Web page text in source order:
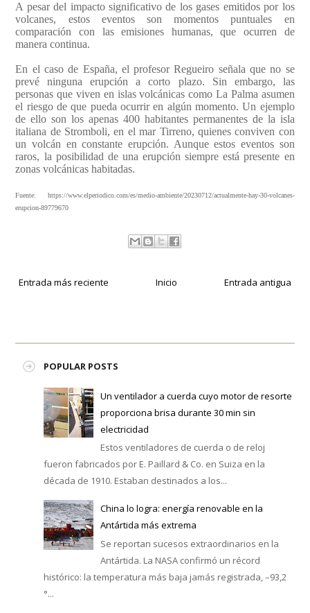
A pesar del impacto significativo de los gases emitidos por los
volcanes, estos eventos son momentos puntuales en
comparación con las emisiones humanas, que ocurren de
manera continua.
En el caso de España, el profesor Regueiro señala que no se
prevé ninguna erupción a corto plazo. Sin embargo, las
personas que viven en islas volcánicas como La Palma asumen
el riesgo de que pueda ocurrir en algún momento. Un ejemplo
de ello son los apenas 400 habitantes permanentes de la isla
italiana de Stromboli, en el mar Tirreno, quienes conviven con
un volcán en constante erupción. Aunque estos eventos son
raros, la posibilidad de una erupción siempre está presente en
zonas volcánicas habitadas.
Fuente: https://www.elperiodico.com/es/medio-ambiente/20230712/actualmente-hay-30-volcanes-
erupcion-89779670
Entrada más reciente Entrada antigua
Inicio
POPULAR POSTS
Un ventilador a cuerda cuyo motor de resorte
proporciona brisa durante 30 min sin
electricidad
Estos ventiladores de cuerda o de reloj
fueron fabricados por E. Paillard & Co. en Suiza en la
década de 1910. Estaban destinados a los...
China lo logra: energía renovable en la
Antártida más extrema
Se reportan sucesos extraordinarios en la
Antártida. La NASA confirmó un récord
histórico: la temperatura más baja jamás registrada, –93,2
°...